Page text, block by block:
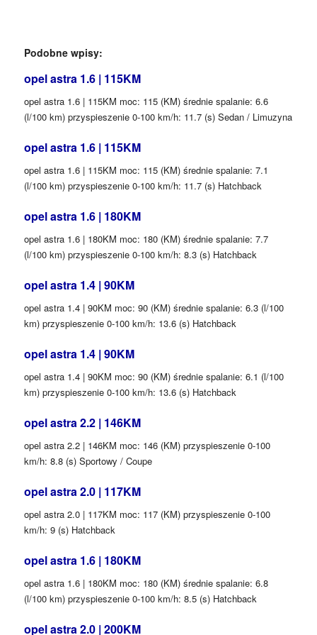
Podobne wpisy:
opel astra 1.6 | 115KM
opel astra 1.6 | 115KM moc: 115 (KM) średnie spalanie: 6.6
(l/100 km) przyspieszenie 0-100 km/h: 11.7 (s) Sedan / Limuzyna
opel astra 1.6 | 115KM
opel astra 1.6 | 115KM moc: 115 (KM) średnie spalanie: 7.1
(l/100 km) przyspieszenie 0-100 km/h: 11.7 (s) Hatchback
opel astra 1.6 | 180KM
opel astra 1.6 | 180KM moc: 180 (KM) średnie spalanie: 7.7
(l/100 km) przyspieszenie 0-100 km/h: 8.3 (s) Hatchback
opel astra 1.4 | 90KM
opel astra 1.4 | 90KM moc: 90 (KM) średnie spalanie: 6.3 (l/100
km) przyspieszenie 0-100 km/h: 13.6 (s) Hatchback
opel astra 1.4 | 90KM
opel astra 1.4 | 90KM moc: 90 (KM) średnie spalanie: 6.1 (l/100
km) przyspieszenie 0-100 km/h: 13.6 (s) Hatchback
opel astra 2.2 | 146KM
opel astra 2.2 | 146KM moc: 146 (KM) przyspieszenie 0-100
km/h: 8.8 (s) Sportowy / Coupe
opel astra 2.0 | 117KM
opel astra 2.0 | 117KM moc: 117 (KM) przyspieszenie 0-100
km/h: 9 (s) Hatchback
opel astra 1.6 | 180KM
opel astra 1.6 | 180KM moc: 180 (KM) średnie spalanie: 6.8
(l/100 km) przyspieszenie 0-100 km/h: 8.5 (s) Hatchback
opel astra 2.0 | 200KM